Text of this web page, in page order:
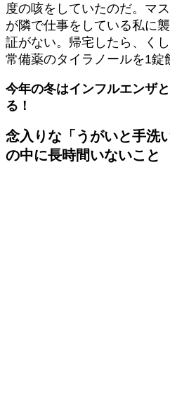
度の咳をしていたのだ。マ
が隣で仕事をしている私に
証がない。帰宅したら、く
常備薬のタイラノールを1錠
今年の冬はインフルエンザ
る！
念入りな「うがいと手洗
の中に長時間いないこと